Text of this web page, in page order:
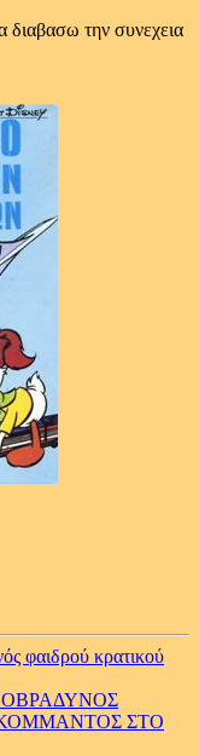
την συνεχεια
φαιδρού κρατικού
ΣΤΟ